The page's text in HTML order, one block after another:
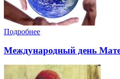
Подробнее
Международный день